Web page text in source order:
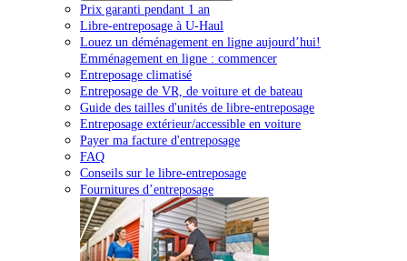
Prix garanti pendant 1 an
Libre-entreposage à U-Haul
Louez un déménagement en ligne aujourd’hui!
Emménagement en ligne : commencer
Entreposage climatisé
Entreposage de VR, de voiture et de bateau
Guide des tailles d'unités de libre-entreposage
Entreposage extérieur/accessible en voiture
Payer ma facture d'entreposage
FAQ
Conseils sur le libre-entreposage
Fournitures d’entreposage